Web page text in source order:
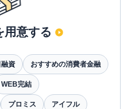
用意する
資 おすすめの消費者金融
WEB完結
プロミス アイフル